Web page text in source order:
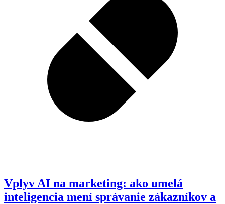
Vplyv AI na marketing: ako umelá
inteligencia mení správanie zákazníkov a